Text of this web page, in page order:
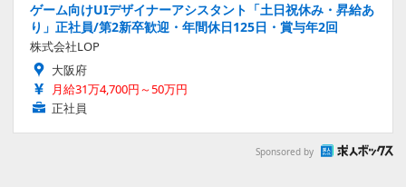
ゲーム向けUIデザイナーアシスタント「土日祝休み・昇給あ
り」正社員/第2新卒歓迎・年間休日125日・賞与年2回
株式会社LOP
大阪府
月給31万4,700円～50万円
正社員
Sponsored by